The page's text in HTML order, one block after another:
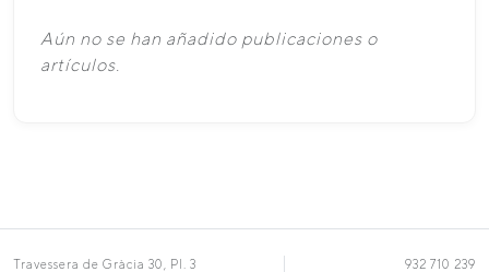
Aún no se han añadido publicaciones o
artículos.
Travessera de Gràcia 30, Pl. 3
932 710 239